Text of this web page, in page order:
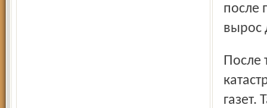
после
вырос
После такого бесплатного «коврового газетометания»
газет.